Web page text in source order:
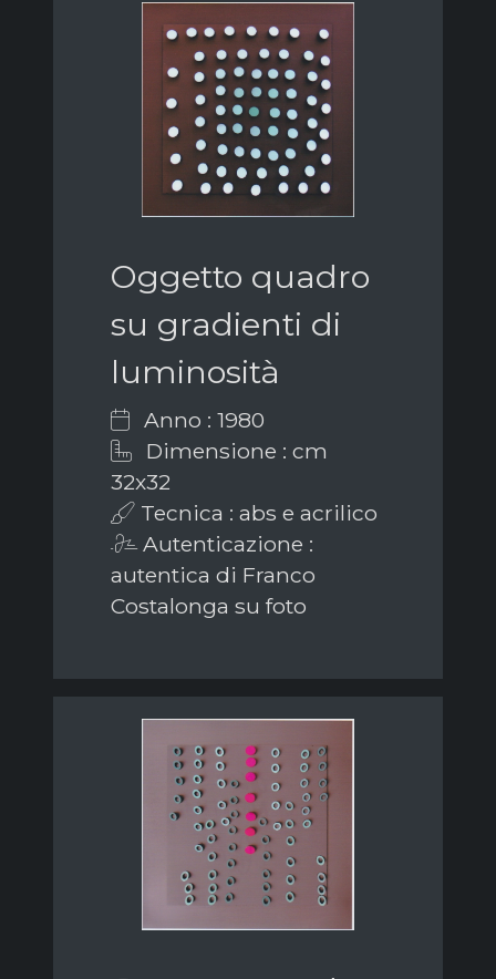
Oggetto quadro
su gradienti di
luminosità
Anno : 1980
Dimensione : cm
32x32
Tecnica : abs e acrilico
Autenticazione :
autentica di Franco
Costalonga su foto